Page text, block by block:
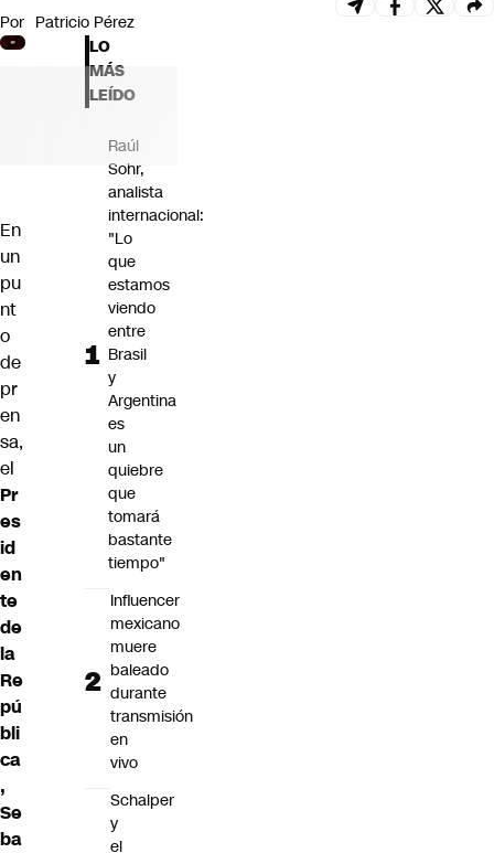
Por Patricio Pérez
En
un
pu
nt
o
de
pr
en
sa,
el
Pr
es
id
en
te
de
la
Re
pú
bli
ca
,
Se
ba
LO
MÁS
LEÍDO
Raúl
Sohr,
analista
internacional:
"Lo
que
estamos
viendo
entre
Brasil
y
Argentina
es
un
quiebre
que
tomará
bastante
tiempo"
Influencer
mexicano
muere
baleado
durante
transmisión
en
vivo
Schalper
y
el